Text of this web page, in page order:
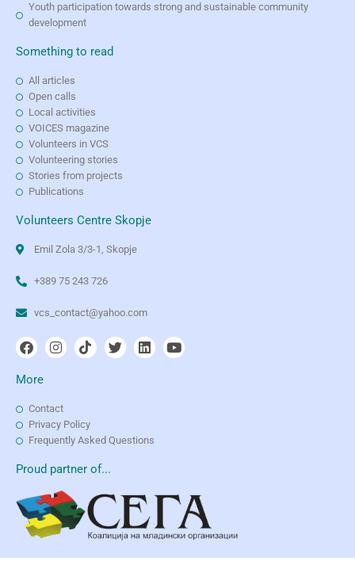
Youth participation towards strong and sustainable community
development
Something to read
All articles
Open calls
Local activities
VOICES magazine
Volunteers in VCS
Volunteering stories
Stories from projects
Publications
Volunteers Centre Skopje
Emil Zola 3/3-1, Skopje
+389 75 243 726
vcs_contact@yahoo.com
More
Contact
Privacy Policy
Frequently Asked Questions
Proud partner of...